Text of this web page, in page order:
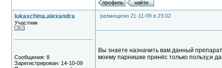
lukaschina.alexandra
Участник
Сообщения: 8
Зарегистрирован: 14-10-09
размещено 21-11-09 в 23:02
Вы знаете назначить вам данный
моему парнишке принёс только пользу,и